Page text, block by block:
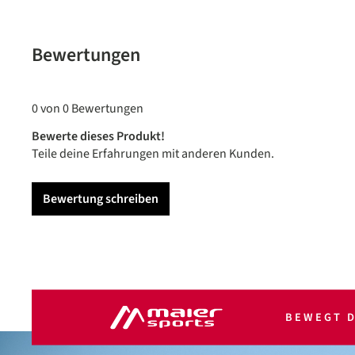
Bewertungen
0 von 0 Bewertungen
Bewerte dieses Produkt!
Teile deine Erfahrungen mit anderen Kunden.
Bewertung schreiben
BEWEGT